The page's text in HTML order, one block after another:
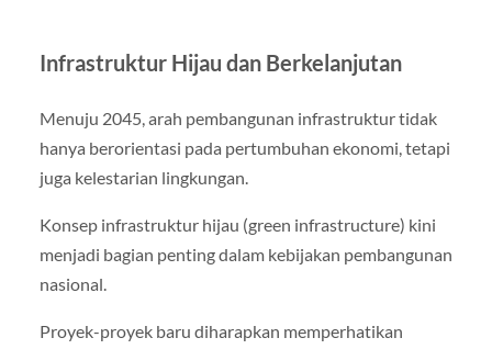
Infrastruktur Hijau dan Berkelanjutan
Menuju 2045, arah pembangunan infrastruktur tidak
hanya berorientasi pada pertumbuhan ekonomi, tetapi
juga kelestarian lingkungan.
Konsep infrastruktur hijau (green infrastructure) kini
menjadi bagian penting dalam kebijakan pembangunan
nasional.
Proyek-proyek baru diharapkan memperhatikan